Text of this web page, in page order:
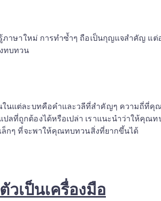
ภาษาใหม่ การทำซ้ำๆ ถือเป็นกุญแจสำคัญ แต่
ทบทวน
นแต่ละบทคือคำและวลีที่สำคัญๆ ความถี่ที่คุ
ลที่ถูกต้องได้หรือเปล่า เราแนะนำว่าให้คุณ
ล็กๆ ที่จะพาให้คุณทบทวนสิ่งที่ยากขึ้นได้
วเป็นเครื่องมือ